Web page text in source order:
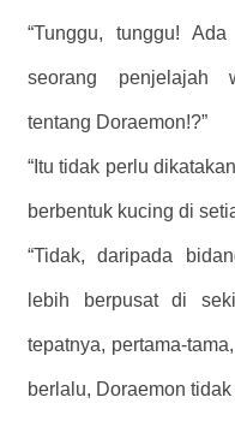
“Tunggu, tunggu!
seorang penjelajah
tentang Doraemon!?”
“Itu tidak perlu
berbentuk kucing di
“Tidak, daripada
lebih berpusat di
tepatnya, pertama-
berlalu, Doraemon